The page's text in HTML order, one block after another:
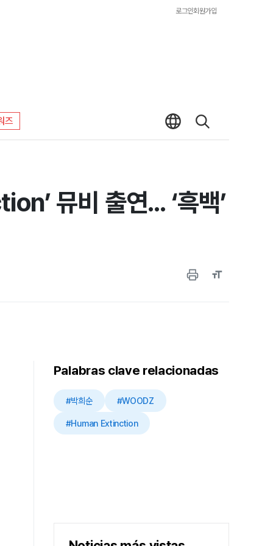
로그인회원가입
즈
뮤비 출연... ‘흑백’
Palabras clave relacionadas
#박희순 #WOODZ
#Human Extinction